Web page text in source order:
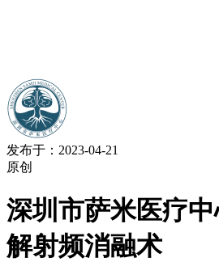
发布于：2023-04-21
原创
深圳市萨米医疗
解射频消融术